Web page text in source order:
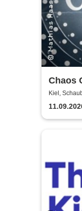
Chaos
Kiel,